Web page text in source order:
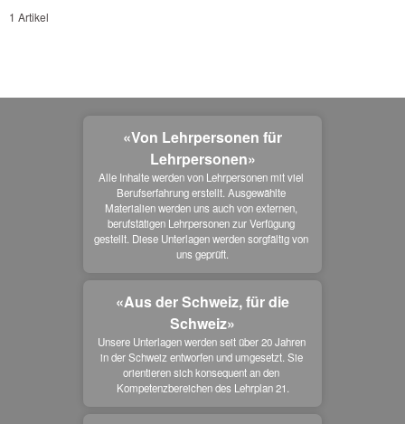
1 Artikel
«Von Lehrpersonen für
Lehrpersonen»
Alle Inhalte werden von Lehrpersonen mit viel
Berufserfahrung erstellt. Ausgewählte
Materialien werden uns auch von externen,
berufstätigen Lehrpersonen zur Verfügung
gestellt. Diese Unterlagen werden sorgfältig von
uns geprüft.
«Aus der Schweiz, für die
Schweiz»
Unsere Unterlagen werden seit über 20 Jahren
in der Schweiz entworfen und umgesetzt. Sie
orientieren sich konsequent an den
Kompetenzbereichen des Lehrplan 21.